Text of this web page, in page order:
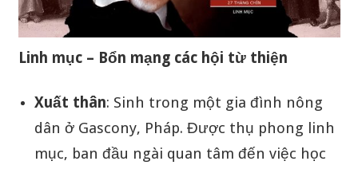
Linh mục – Bổn mạng các hội từ thiện
Xuất thân: Sinh trong một gia đình nông
dân ở Gascony, Pháp. Được thụ phong linh
mục, ban đầu ngài quan tâm đến việc học